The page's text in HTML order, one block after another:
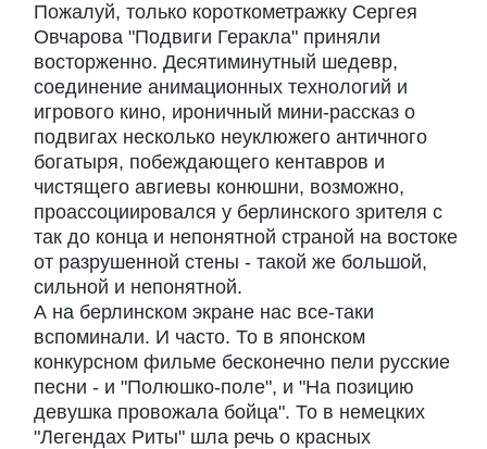
Пожалуй, только короткометражку Сергея
Овчарова "Подвиги Геракла" приняли
восторженно. Десятиминутный шедевр,
соединение анимационных технологий и
игрового кино, ироничный мини-рассказ о
подвигах несколько неуклюжего античного
богатыря, побеждающего кентавров и
чистящего авгиевы конюшни, возможно,
проассоциировался у берлинского зрителя с
так до конца и непонятной страной на востоке
от разрушенной стены - такой же большой,
сильной и непонятной.
А на берлинском экране нас все-таки
вспоминали. И часто. То в японском
конкурсном фильме бесконечно пели русские
песни - и "Полюшко-поле", и "На позицию
девушка провожала бойца". То в немецких
"Легендах Риты" шла речь о красных